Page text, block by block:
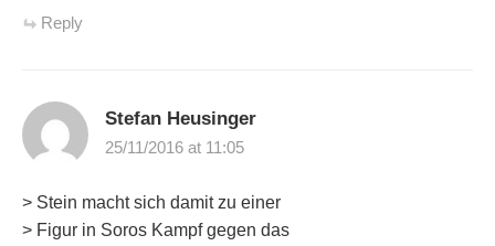
Reply
Stefan Heusinger
25/11/2016 at 11:05
> Stein macht sich damit zu einer
> Figur in Soros Kampf gegen das